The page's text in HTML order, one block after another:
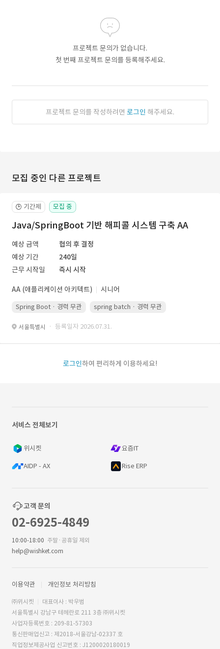
프로젝트 문의가 없습니다.
첫 번째 프로젝트 문의를 등록해주세요.
프로젝트 문의를 작성하려면 로그인 해주세요.
모집 중인 다른 프로젝트
🕒 기간제 모집 중
Java/SpringBoot 기반 해피콜 시스템 구축 AA
예상 금액
협의 후 결정
예상 기간
240일
근무 시작일
즉시 시작
AA (애플리케이션 아키텍트) 시니어
Spring Boot · 경력 무관 spring batch · 경력 무관
서울특별시 · 등록일자 2026.07.31.
로그인하여 편리하게 이용하세요!
서비스 전체보기
위시켓 요즘IT
AIDP - AX Rise ERP
고객 문의
02-6925-4849
10:00-18:00 주말·공휴일 제외
help@wishket.com
이용약관 개인정보 처리방침
㈜위시켓
대표이사 : 박우범
서울특별시 강남구 테헤란로 211 3층 ㈜위시켓
사업자등록번호 : 209-81-57303
통신판매업신고 : 제2018-서울강남-02337 호
직업정보제공사업 신고번호 : J1200020180019